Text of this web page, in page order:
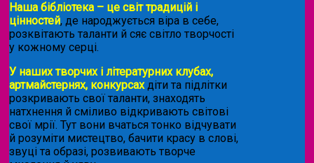
Наша бібліотека – це світ традицій і
цінностей, де народжується віра в себе,
розквітають таланти й сяє світло творчості
у кожному серці.
У наших творчих і літературних клубах,
артмайстернях, конкурсахдіти та підлітки
розкривають свої таланти, знаходять
натхнення й сміливо відкривають світові
свої мрії. Тут вони вчаться тонко відчувати
й розуміти мистецтво, бачити красу в слові,
звуці та образі, розвивають творче